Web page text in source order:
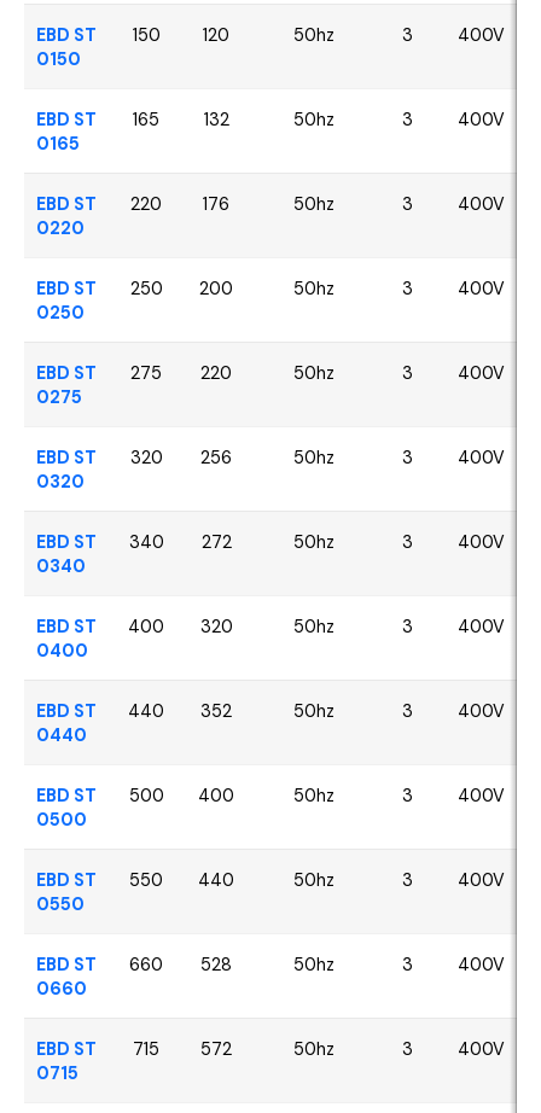
EBD ST
0150
150 120 50hz 3 400V
EBD ST
0165
165 132 50hz 3 400V
EBD ST
0220
220 176 50hz 3 400V
EBD ST
0250
250 200 50hz 3 400V
EBD ST
0275
275 220 50hz 3 400V
EBD ST
0320
320 256 50hz 3 400V
EBD ST
0340
340 272 50hz 3 400V
EBD ST
0400
400 320 50hz 3 400V
EBD ST
0440
440 352 50hz 3 400V
EBD ST
0500
500 400 50hz 3 400V
EBD ST
0550
550 440 50hz 3 400V
EBD ST
0660
660 528 50hz 3 400V
EBD ST
0715
715 572 50hz 3 400V